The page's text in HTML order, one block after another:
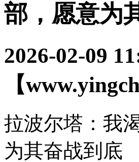
部，愿意为
2026-02-09
【
拉波尔塔：我
为其奋战到底